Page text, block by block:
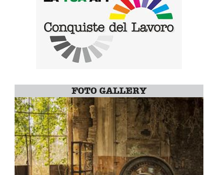
FOTO GALLERY